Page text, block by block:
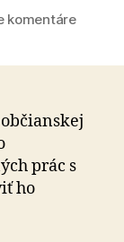
komentárena
krajšou
prác s
ho